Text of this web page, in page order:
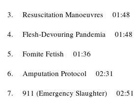
3.
Resuscitation Manoeuvres
01:48
4.
Flesh-Devouring Pandemia
01:48
5.
Fomite Fetish
01:36
6.
Amputation Protocol
02:31
7.
911 (Emergency Slaughter) 02:51